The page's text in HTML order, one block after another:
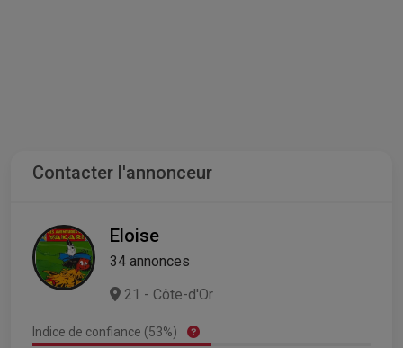
Contacter l'annonceur
Eloise
34 annonces
21 - Côte-d'Or
Indice de confiance (53%)